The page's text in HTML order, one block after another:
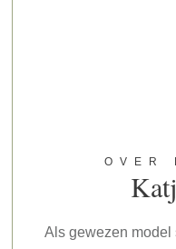
OVER
Als gewezen